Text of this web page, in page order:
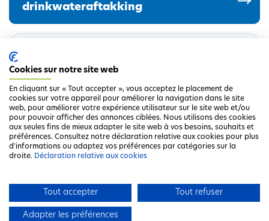
drinkwateraftakking
Monitoring PFAS en TFA drinkwaterkwaliteit
Drinkwateraftakking (= drinkwateraansluiting)
Analyse van eigen water
Cookies sur notre site web
En cliquant sur « Tout accepter », vous acceptez le placement de
cookies sur votre appareil pour améliorer la navigation dans le site
web, pour améliorer votre expérience utilisateur sur le site web et/ou
pour pouvoir afficher des annonces ciblées. Nous utilisons des cookies
aux seules fins de mieux adapter le site web à vos besoins, souhaits et
préférences. Consultez notre déclaration relative aux cookies pour plus
d'informations ou adaptez vos préférences par catégories sur la
droite. Déclaration relative aux cookies
Tout accepter Tout refuser
Adapter les préférences